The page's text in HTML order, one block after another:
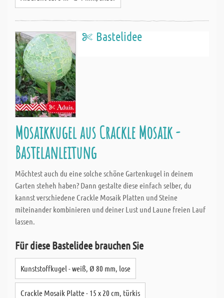
Bastelidee
Mosaikkugel aus Crackle Mosaik -
Bastelanleitung
Möchtest auch du eine solche schöne Gartenkugel in deinem
Garten steheh haben? Dann gestalte diese einfach selber, du
kannst verschiedene Crackle Mosaik Platten und Steine
miteinander kombinieren und deiner Lust und Laune freien Lauf
lassen.
Für diese Bastelidee brauchen Sie
Kunststoffkugel - weiß, Ø 80 mm, lose
Crackle Mosaik Platte - 15 x 20 cm, türkis